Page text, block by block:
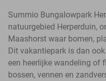
Summio Bungalowpark
natuurgebied Herperduin,
Maashorst waar bomen,
Dit vakantiepark is dan
een heerlijke wandeling of
bossen, vennen en